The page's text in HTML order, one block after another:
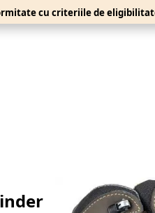
cu criteriile de eligibilitate,